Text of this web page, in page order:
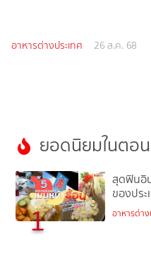
อาหารต่างประเทศ 26 ส.ค. 68
ยอดนิยมในตอ
1
สุดฟินอิ
ของปร
อาหารต่าง